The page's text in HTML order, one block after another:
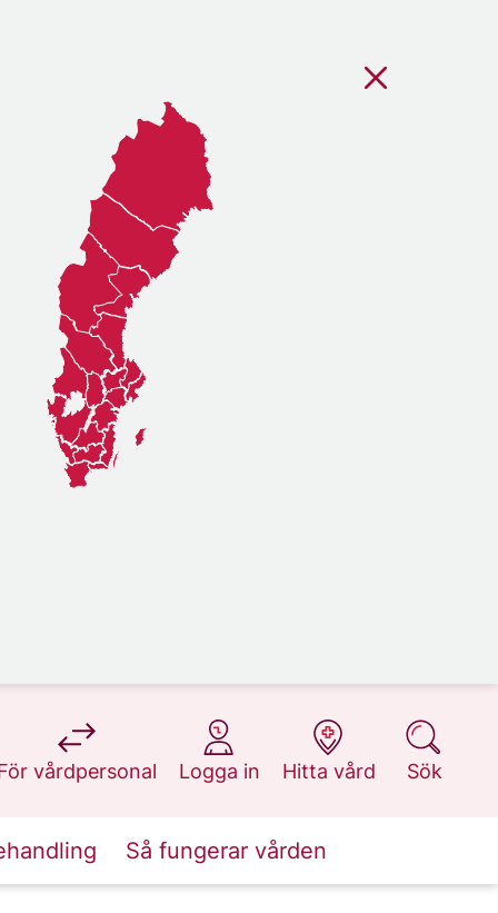
vårdpersonal
på 1177.se
Logga in
på 1177.se
Hitta vård
på 1177.se
Sök
på 1177.se
Så fungerar vården